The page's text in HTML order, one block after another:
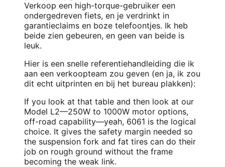
Verkoop een high-torque-gebruiker een
ondergedreven fiets, en je verdrinkt in
garantieclaims en boze telefoontjes. Ik heb
beide zien gebeuren, en geen van beide is
leuk.
Hier is een snelle referentiehandleiding die ik
aan een verkoopteam zou geven (en ja, ik zou
dit echt uitprinten en bij het bureau plakken):
If you look at that table and then look at our
Model L2—250W to 1000W motor options,
off-road capability—yeah, 6061 is the logical
choice. It gives the safety margin needed so
the suspension fork and fat tires can do their
job on rough ground without the frame
becoming the weak link.